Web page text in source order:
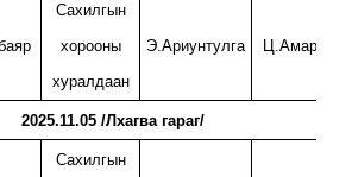
Сахилгын
хорооны
хуралдаан
Э.Ариунтулга
2025.11.05 /Лхагва гараг/
Сахилгын